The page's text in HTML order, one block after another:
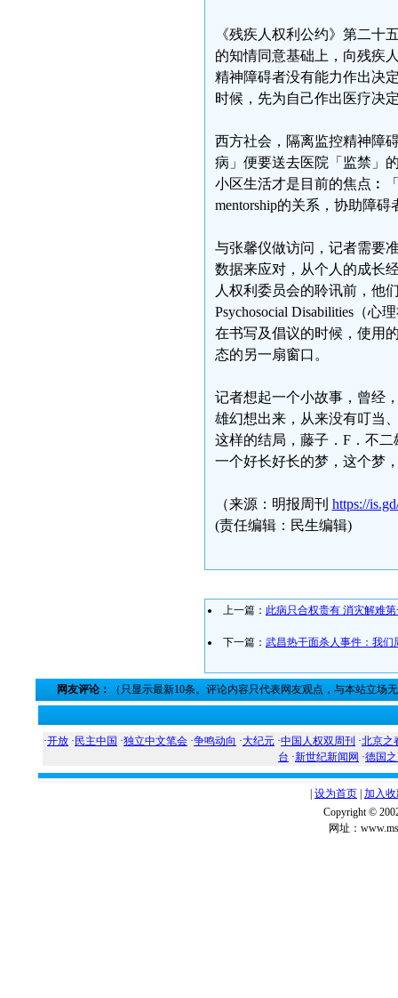
《残疾人权利公约》第二十
的知情同意基础上，向残疾
精神障碍者没有能力作出决
时候，先为自己作出医疗决
西方社会，隔离监控精神障
病」便要送去医院「监禁」
小区生活才是目前的焦点︰
mentorship的关系，协助障
与张馨仪做访问，记者需要
数据来应对，从个人的成长
人权利委员会的聆讯前，他
Psychosocial Disabilities（
在书写及倡议的时候，使用
态的另一扇窗口。
记者想起一个小故事，曾经
雄幻想出来，从来没有叮当
这样的结局，藤子．F．不
一个好长好长的梦，这个梦
（来源：明报周刊 https://
(责任编辑：民生编辑)
上一篇： 此病只合权贵有 消灾解难
下一篇： 武昌热干面杀人事件：我
网友评论： （只显示最新10条。评论内容只代表网友观点，与本站立场
·开放 · 民主中国 ·独立中文笔会 ·争鸣动向 ·大纪元 ·中国人权双周刊 ·北京之
台 ·新世纪新闻网 ·德国
设为首页 加入
Copyright ©
网址：